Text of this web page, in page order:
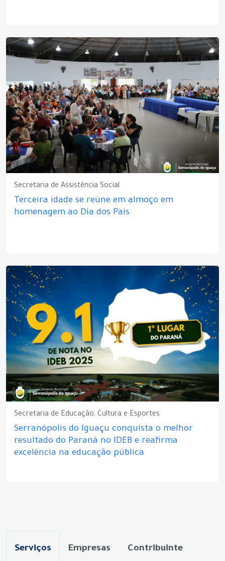
Secretaria de Assistência Social
Terceira idade se reúne em almoço em
homenagem ao Dia dos Pais
Secretaria de Educação, Cultura e Esportes
Serranópolis do Iguaçu conquista o melhor
resultado do Paraná no IDEB e reafirma
excelência na educação pública
Serviços Empresas Contribuinte